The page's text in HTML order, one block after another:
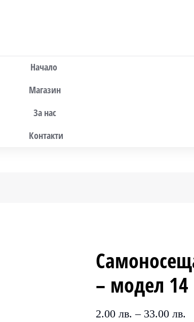
Начало
Магазин
За нас
Контакти
– модел 14
2.00 лв. – 33.00 лв.